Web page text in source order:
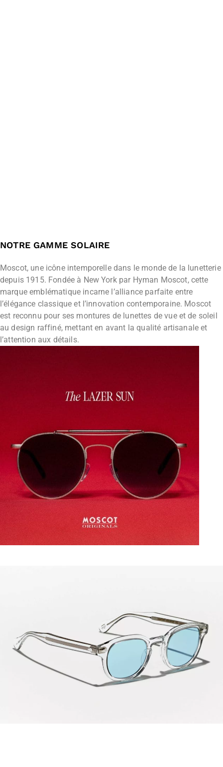
NOTRE GAMME SOLAIRE
Moscot, une icône intemporelle dans le monde de la lunetterie
depuis 1915. Fondée à New York par Hyman Moscot, cette
marque emblématique incarne l’alliance parfaite entre
l’élégance classique et l’innovation contemporaine. Moscot
est reconnu pour ses montures de lunettes de vue et de soleil
au design raffiné, mettant en avant la qualité artisanale et
l’attention aux détails.